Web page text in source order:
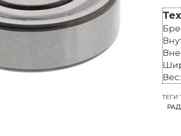
Вес:
ТЕГИ